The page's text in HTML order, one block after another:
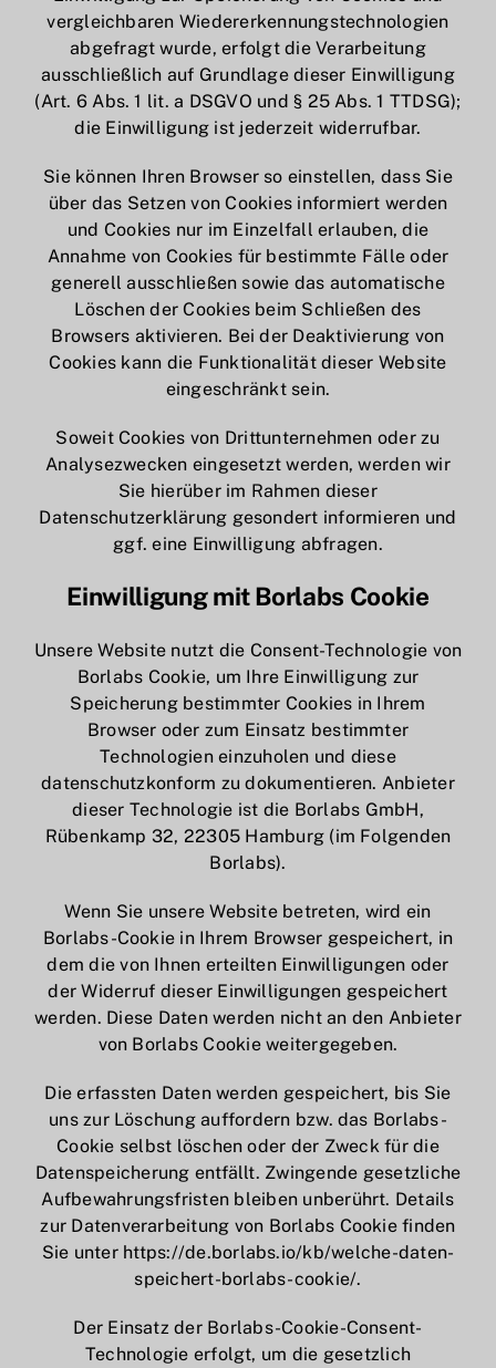
vergleichbaren Wiedererkennungstechnologien
abgefragt wurde, erfolgt die Verarbeitung
ausschließlich auf Grundlage dieser Einwilligung
(Art. 6 Abs. 1 lit. a DSGVO und § 25 Abs. 1 TTDSG);
die Einwilligung ist jederzeit widerrufbar.
Sie können Ihren Browser so einstellen, dass Sie
über das Setzen von Cookies informiert werden
und Cookies nur im Einzelfall erlauben, die
Annahme von Cookies für bestimmte Fälle oder
generell ausschließen sowie das automatische
Löschen der Cookies beim Schließen des
Browsers aktivieren. Bei der Deaktivierung von
Cookies kann die Funktionalität dieser Website
eingeschränkt sein.
Soweit Cookies von Drittunternehmen oder zu
Analysezwecken eingesetzt werden, werden wir
Sie hierüber im Rahmen dieser
Datenschutzerklärung gesondert informieren und
ggf. eine Einwilligung abfragen.
Einwilligung mit Borlabs Cookie
Unsere Website nutzt die Consent-Technologie von
Borlabs Cookie, um Ihre Einwilligung zur
Speicherung bestimmter Cookies in Ihrem
Browser oder zum Einsatz bestimmter
Technologien einzuholen und diese
datenschutzkonform zu dokumentieren. Anbieter
dieser Technologie ist die Borlabs GmbH,
Rübenkamp 32, 22305 Hamburg (im Folgenden
Borlabs).
Wenn Sie unsere Website betreten, wird ein
Borlabs-Cookie in Ihrem Browser gespeichert, in
dem die von Ihnen erteilten Einwilligungen oder
der Widerruf dieser Einwilligungen gespeichert
werden. Diese Daten werden nicht an den Anbieter
von Borlabs Cookie weitergegeben.
Die erfassten Daten werden gespeichert, bis Sie
uns zur Löschung auffordern bzw. das Borlabs-
Cookie selbst löschen oder der Zweck für die
Datenspeicherung entfällt. Zwingende gesetzliche
Aufbewahrungsfristen bleiben unberührt. Details
zur Datenverarbeitung von Borlabs Cookie finden
Sie unter https://de.borlabs.io/kb/welche-daten-
speichert-borlabs-cookie/.
Der Einsatz der Borlabs-Cookie-Consent-
Technologie erfolgt, um die gesetzlich